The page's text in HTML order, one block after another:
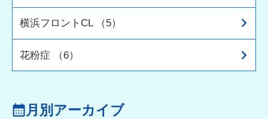
横浜フロントCL （5）
花粉症 （6）
月別アーカイブ